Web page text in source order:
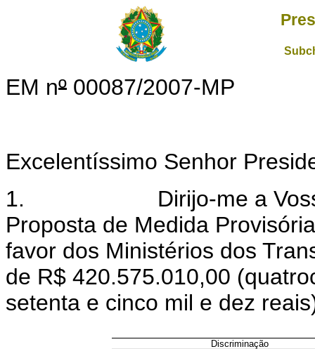
EM nº 00087/2007-MP
Excelentíssimo Senhor
1. Dirijo-me a Vossa
Proposta de Medida
favor dos Ministérios dos
de R$ 420.575.010,00
setenta e cinco mil e dez
Discriminação